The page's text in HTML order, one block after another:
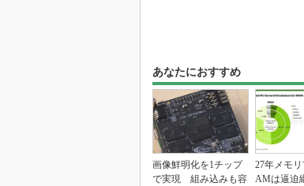
あなたにおすすめ
画像鮮明化を1チップ
で実現 組み込みも容
27年メモ
AMは逼迫